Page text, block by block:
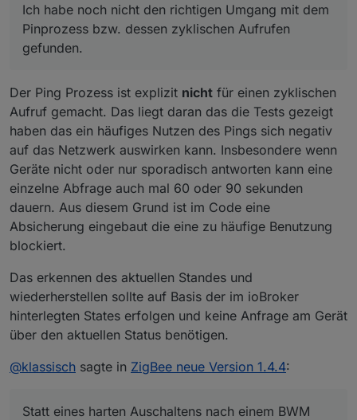
um die Helligkeit zu justieren.
Nach dem Ende des Drehend versuche ich eine
BWM Event oder einem timeout schicke ich die
Floalt auf eine langsame ramp down.
Vor der Rampe speichere ich mir die Werte ab.
Kann es sein, daß die Werte zyklisch geupdatet
werden und damit die Istwerte währnd der ramp
down Zeit gefangen werden?
Könnte man dieses zyklische Abfragen
abschaltbar machen?
Ich habe noch nicht den richtigen Umgang mit dem
Pinprozess bzw. dessen zyklischen Aufrufen
gefunden.
Der Ping Prozess ist explizit nicht für einen zyklischen
Aufruf gemacht. Das liegt daran das die Tests gezeigt
haben das ein häufiges Nutzen des Pings sich negativ
auf das Netzwerk auswirken kann. Insbesondere wenn
Geräte nicht oder nur sporadisch antworten kann eine
einzelne Abfrage auch mal 60 oder 90 sekunden
dauern. Aus diesem Grund ist im Code eine
Absicherung eingebaut die eine zu häufige Benutzung
blockiert.
Das erkennen des aktuellen Standes und
wiederherstellen sollte auf Basis der im ioBroker
hinterlegten States erfolgen und keine Anfrage am Gerät
über den aktuellen Status benötigen.
@klassisch sagte in ZigBee neue Version 1.4.4:
Statt eines harten Auschaltens nach einem BWM